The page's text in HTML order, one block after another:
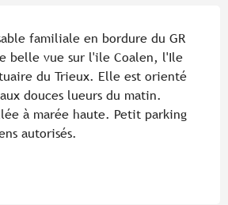
familiale en bordure du GR
belle vue sur l'ile Coalen, l'Ile
du Trieux. Elle est orienté
douces lueurs du matin.
à marée haute. Petit parking
autorisés.